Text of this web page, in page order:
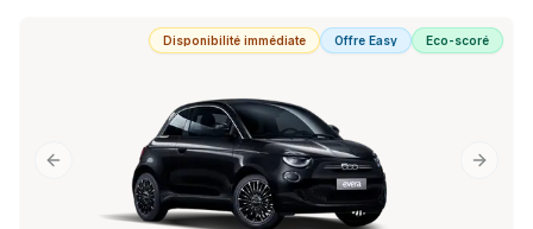
Previous slide Next
Disponibilité immédiate Offre Easy Eco-scoré